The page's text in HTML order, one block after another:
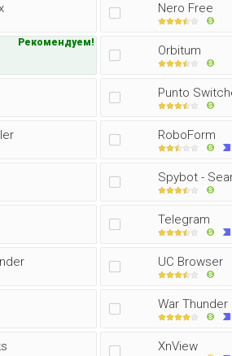
Nero Free
Рекомендуем!
Orbitum
Punto
RoboForm
Spybot -
Telegram
UC Browser
War Thunder
XnView